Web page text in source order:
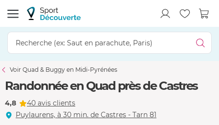
Voir Quad & Buggy en Midi-Pyrénées
Randonnée en Quad près de Castres
4,8
40 avis clients
Puylaurens, à 30 min. de Castres - Tarn 81